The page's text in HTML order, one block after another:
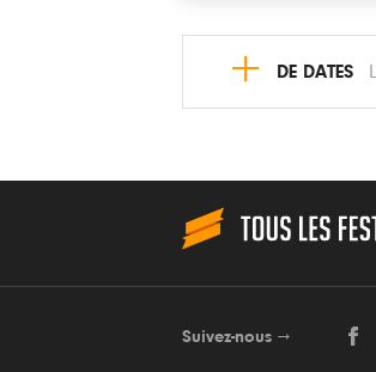
+ DE DATES
Suivez-nous →